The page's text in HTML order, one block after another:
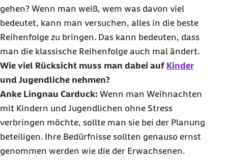
gehen? Wenn man weiß, wem was davon viel
bedeutet, kann man versuchen, alles in die beste
Reihenfolge zu bringen. Das kann bedeuten, dass
man die klassische Reihenfolge auch mal ändert.
Wie viel Rücksicht muss man dabei auf Kinder
und Jugendliche nehmen?
Anke Lingnau Carduck: Wenn man Weihnachten
mit Kindern und Jugendlichen ohne Stress
verbringen möchte, sollte man sie bei der Planung
beteiligen. Ihre Bedürfnisse sollten genauso ernst
genommen werden wie die der Erwachsenen.